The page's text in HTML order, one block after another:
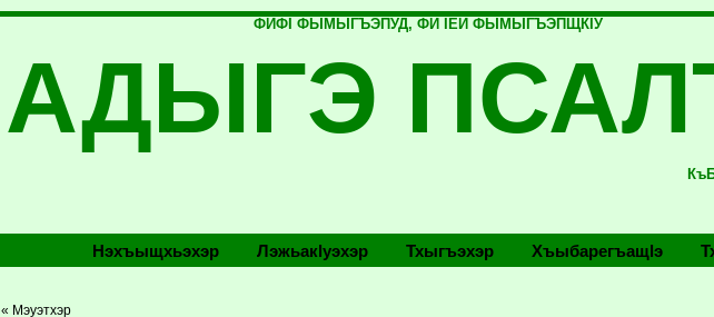
ФИФI ФЫМЫГЪЭПУД, ФИ IЕЙ ФЫМЫГЪЭПЩКIУ
АДЫГЭ
Нэхъыщхьэхэр Лэжьакlуэхэр Тхыгъэхэр Хъыбарегъащlэ
« Мэуэтхэр